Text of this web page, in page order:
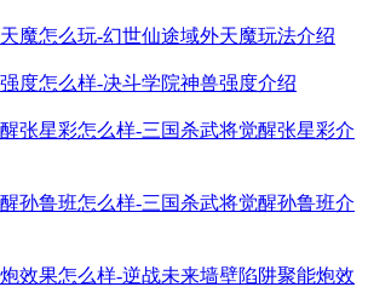
魔怎么玩-幻世仙途域外天魔玩法介绍
度怎么样-决斗学院神兽强度介绍
张星彩怎么样-三国杀武将觉醒张星彩介
孙鲁班怎么样-三国杀武将觉醒孙鲁班介
效果怎么样-逆战未来墙壁陷阱聚能炮效